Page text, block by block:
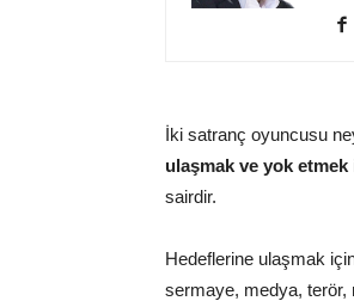
İki satranç oyuncusu
ulaşmak ve yok etmek
sairdir.
Hedeflerine ulaşmak
sermaye, medya, terör,